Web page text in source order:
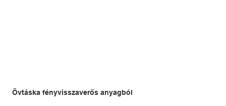
Övtáska fényvisszaverős anyagból